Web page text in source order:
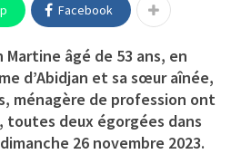
Facebook
Martine âgé de 53 ans, en
d’Abidjan et sa sœur aînée,
ménagère de profession ont
deux égorgées dans
26 novembre 2023.